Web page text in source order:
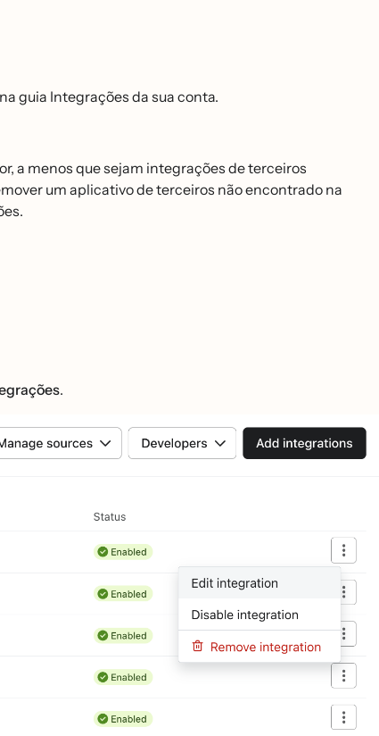
guia Integrações da sua conta.
a menos que sejam integrações de terceiros
um aplicativo de terceiros não encontrado na
.